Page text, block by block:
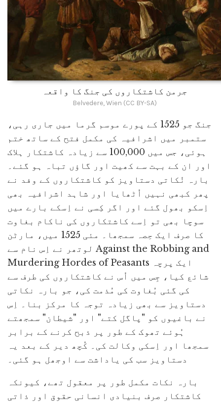
جرمن کاشتکاروں کی جنگ کا واقعہ
Belvedere, Wien (CC BY-SA)
جنگ جو 1525 کے پورے موسم گرما میں جاری رہی،
ستمبر میں اشرافیہ کی مکمل فتح کے ساتھ ختم
ہوئی، جس میں 100,000 سے زیادہ کاشتکار ہلاک
اور ان کے بہت سے کھیت اور گاؤں تباہ ہو گئے۔
بارہ نُکاتی دستاویز کو کاشتکاروں کے وفد نے
پھر کبھی نہیں اُٹھایا اور شاہد اشرافیہ بھی
اِسکو بھول گئے اور اگر کِسی نے اِسکے بارے میں
سوچا بھی تو اِسے کاشتکاروں کی ناکام بغاوت
کا صرف ایک حِصہ سمجھا۔ مئی 1525 میں، مارٹن
لوتھر نے اِس نام سے Against the Robbing and
Murdering Hordes of Peasants ایک پرچہ
شائع کیا، جِس میں اُس نے کاشتکاروں کی طرف سے
کی گئی بُغاوت کی مُذمت کی، جو بارہ نکاتی
دستاویز سے بھی زیادہ توجہ کا مرکز بنا۔ اِس
نے باغیوں کو "پاگل کتے" اور "شیطان" سمجھتے
ہُوئے تھوک کے طور پر ذبح کرنے کے برابر
سمجھا اور اِسکی وکالت کی۔ کُچھ دیر کے بعد یہ
دستاویز سب کی یاداشت سے اوجھل ہو گئی۔
بارہ نکات مکمل طور پر معقول تھے، کیونکہ
کاشتکار صرف بنیادی انسانی حقوق اور ذاتی